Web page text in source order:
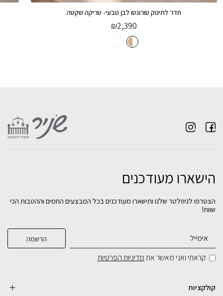
חדר לתינוק טורונטו לבן טבעי- טריקה שקטה
₪2,390
חדר לתינוק טורונטו לבן טבעי- טריקה שקטה
בחירתצבע:
הישארו מעודכנים
הצטרפו לניוזלטר שלנו ותישארו מעודכנים בכל המבצעים החמים וההטבות הכי
שוות!
קראתי ואני מאשר אתמדיניות הפרטיות
קולקציות